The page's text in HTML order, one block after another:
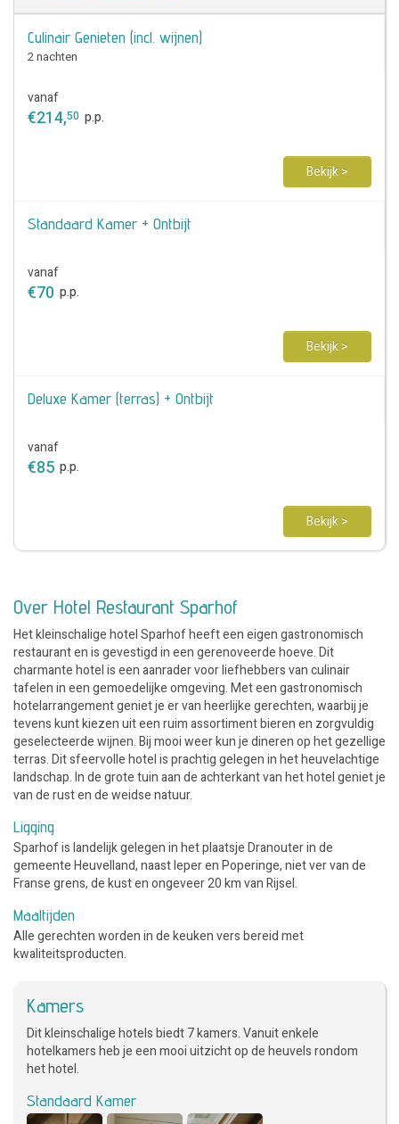
Culinair Genieten (incl. wijnen)
2 nachten
vanaf
€214,50 p.p.
Bekijk >
Standaard Kamer + Ontbijt
vanaf
€70 p.p.
Bekijk >
Deluxe Kamer (terras) + Ontbijt
vanaf
€85 p.p.
Bekijk >
Over Hotel Restaurant Sparhof
Het kleinschalige hotel Sparhof heeft een eigen gastronomisch
restaurant en is gevestigd in een gerenoveerde hoeve. Dit
charmante hotel is een aanrader voor liefhebbers van culinair
tafelen in een gemoedelijke omgeving. Met een gastronomisch
hotelarrangement geniet je er van heerlijke gerechten, waarbij je
tevens kunt kiezen uit een ruim assortiment bieren en zorgvuldig
geselecteerde wijnen. Bij mooi weer kun je dineren op het gezellige
terras. Dit sfeervolle hotel is prachtig gelegen in het heuvelachtige
landschap. In de grote tuin aan de achterkant van het hotel geniet je
van de rust en de weidse natuur.
Ligging
Sparhof is landelijk gelegen in het plaatsje Dranouter in de
gemeente Heuvelland, naast Ieper en Poperinge, niet ver van de
Franse grens, de kust en ongeveer 20 km van Rijsel.
Maaltijden
Alle gerechten worden in de keuken vers bereid met
kwaliteitsproducten.
Kamers
Dit kleinschalige hotels biedt 7 kamers. Vanuit enkele
hotelkamers heb je een mooi uitzicht op de heuvels rondom
het hotel.
Standaard Kamer